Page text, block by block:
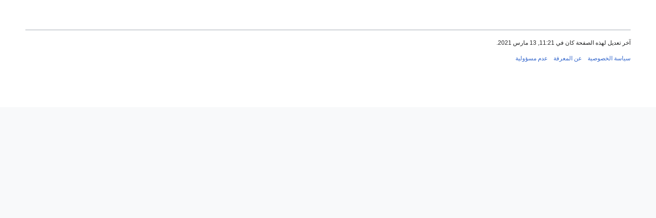
آخر تعديل لهذه الصفحة كان في 11:21, 13 مارس 2021.
سياسة الخصوصية عن المعرفة عدم مسؤولية